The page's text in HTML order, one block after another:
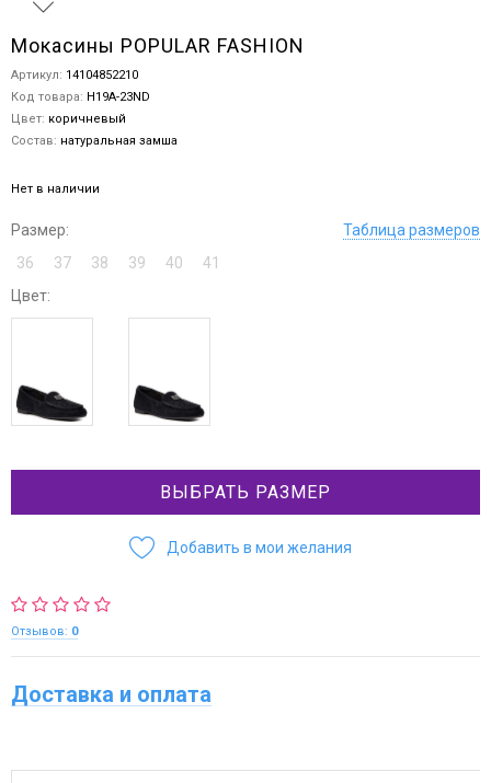
Мокасины POPULAR FASHION
Артикул: 14104852210
Код товара: H19A-23ND
Цвет: коричневый
Состав: натуральная замша
Нет в наличии
Размер:
Таблица размеров
36
37 38 39 40
41
Цвет:
ВЫБРАТЬ РАЗМЕР
Добавить в мои желания
Отзывов: 0
Доставка и оплата